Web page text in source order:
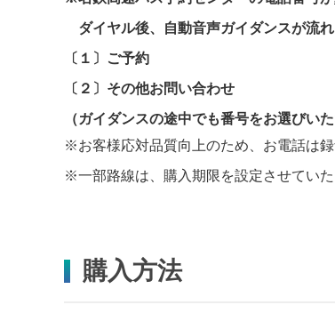
ダイヤル後、自動音声ガイダンスが流
〔１〕ご予約
〔２〕その他お問い合わせ
（ガイダンスの途中でも番号をお選びいた
※お客様応対品質向上のため、お電話は
※一部路線は、購入期限を設定させていた
購入方法